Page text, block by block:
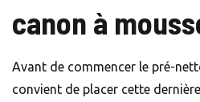
canon à
Avant de commencer le pré-
convient de placer cette